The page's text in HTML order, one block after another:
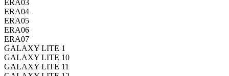
ERA03
ERA04
ERA05
ERA06
ERA07
GALAXY LITE 1
GALAXY LITE 10
GALAXY LITE 11